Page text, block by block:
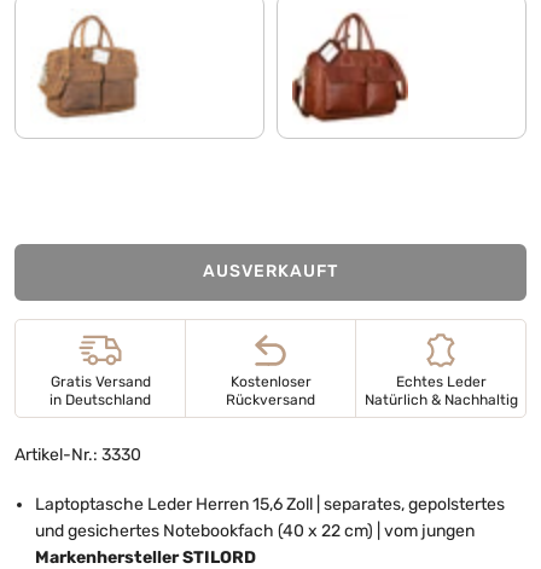
tan - dunkelbraun cognac - braun
AUSVERKAUFT
Gratis Versand
in Deutschland
Kostenloser
Rückversand
Echtes Leder
Natürlich & Nachhaltig
Artikel-Nr.: 3330
Laptoptasche Leder Herren 15,6 Zoll | separates, gepolstertes
und gesichertes Notebookfach (40 x 22 cm) | vom jungen
Markenhersteller STILORD